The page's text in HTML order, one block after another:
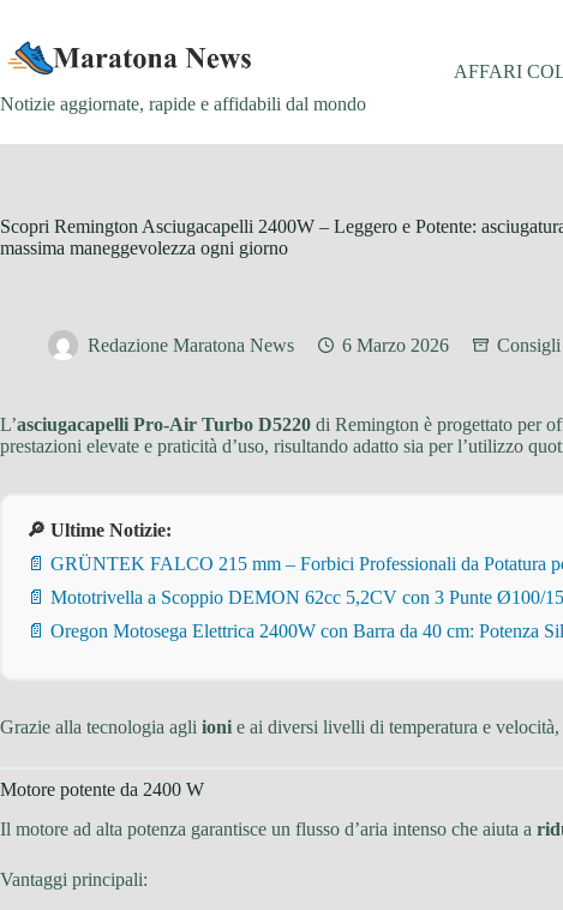
contenuto
Notizie aggiornate, rapide e affidabili dal mondo
AFFARI
Scopri Remington Asciugacapelli 2400W – Leggero e Potente:
massima maneggevolezza ogni giorno
Redazione Maratona News 6 Marzo 2026 Consigli
L’asciugacapelli Pro-Air Turbo D5220 di Remington è progettato per
prestazioni elevate e praticità d’uso, risultando adatto sia per l’utilizzo
🔎 Ultime Notizie:
📄 GRÜNTEK FALCO 215 mm – Forbici Professionali da Potatura
📄 Mototrivella a Scoppio DEMON 62cc 5,2CV con 3 Punte Ø100/
📄 Oregon Motosega Elettrica 2400W con Barra da 40 cm: Potenza
Grazie alla tecnologia agli ioni e ai diversi livelli di temperatura e
Motore potente da 2400 W
Il motore ad alta potenza garantisce un flusso d’aria intenso che aiuta a
Vantaggi principali: